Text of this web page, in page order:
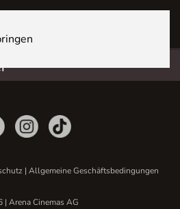
| Allgemeine Geschäftsbedingungen
| Arena Cinemas AG